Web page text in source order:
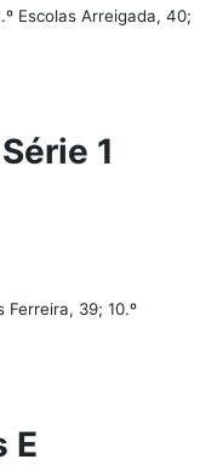
Escolas Arreigada, 40;
1
Ferreira, 39; 10.º
E